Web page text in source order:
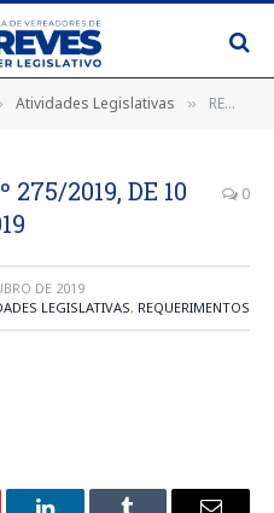
Atividades Legislativas » REQUERIMENTO Nº 275/2019, DE 10 DE OUTUBRO DE 2019
275/2019, DE 10
0
DE 2019
LEGISLATIVAS, REQUERIMENTOS